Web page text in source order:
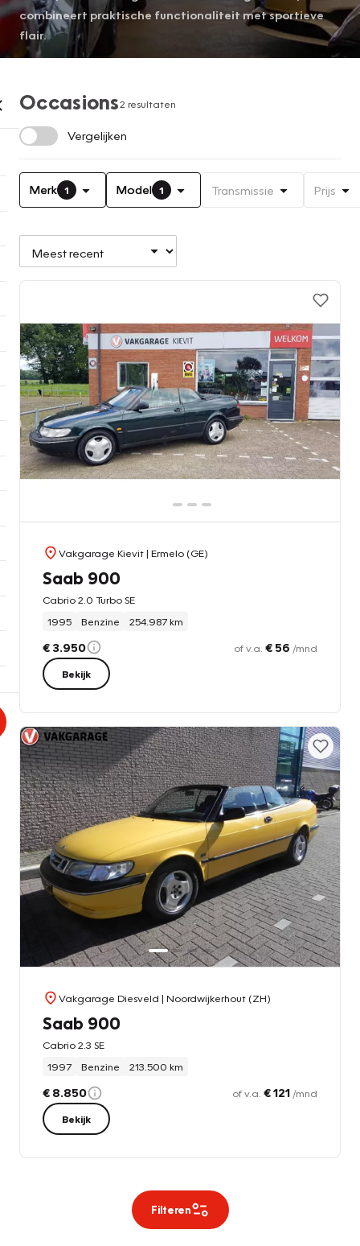
combineert praktische functionaliteit met sportieve
flair.
Occasions2 resultaten
Vergelijken
Merk 1 Model 1 Transmissie Prijs
Vakgarage Kievit| Ermelo (GE)
Saab 900
Cabrio 2.0 Turbo SE
1995
Benzine 254.987 km
€ 3.950 of v.a. € 56 /mnd
Bekijk
Vakgarage Diesveld | Noordwijkerhout (ZH)
Saab 900
Cabrio 2.3 SE
1997
Benzine 213.500 km
€ 8.850 of v.a. € 121 /mnd
Bekijk
Filteren